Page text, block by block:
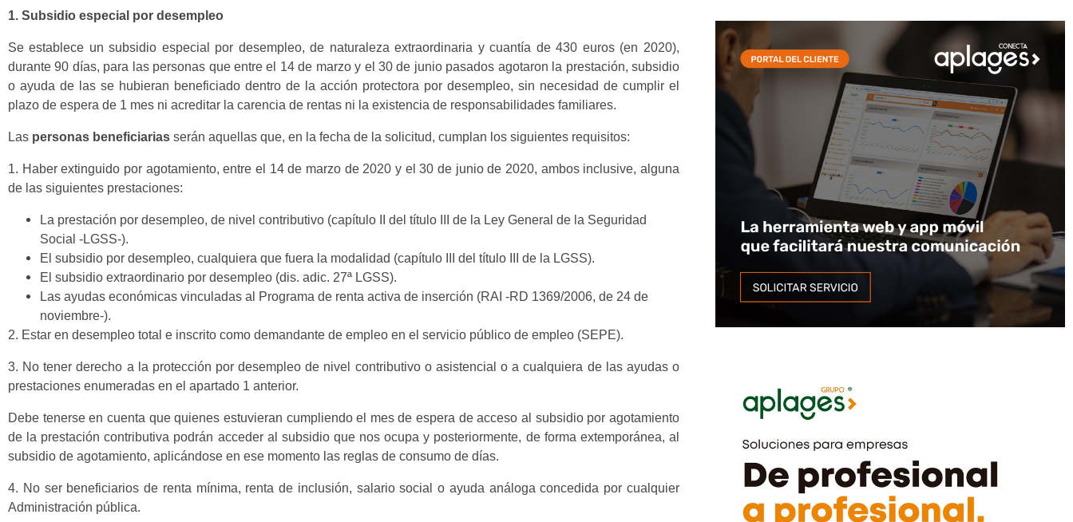
1. Subsidio especial por desempleo
Se establece un subsidio especial por desempleo, de naturaleza extraordinaria y cuantía de 430 euros (en 2020),
durante 90 días, para las personas que entre el 14 de marzo y el 30 de junio pasados agotaron la prestación, subsidio
o ayuda de las se hubieran beneficiado dentro de la acción protectora por desempleo, sin necesidad de cumplir el
plazo de espera de 1 mes ni acreditar la carencia de rentas ni la existencia de responsabilidades familiares.
Las personas beneficiarias serán aquellas que, en la fecha de la solicitud, cumplan los siguientes requisitos:
1. Haber extinguido por agotamiento, entre el 14 de marzo de 2020 y el 30 de junio de 2020, ambos inclusive, alguna
de las siguientes prestaciones:
La prestación por desempleo, de nivel contributivo (capítulo II del título III de la Ley General de la Seguridad
Social -LGSS-).
El subsidio por desempleo, cualquiera que fuera la modalidad (capítulo III del título III de la LGSS).
El subsidio extraordinario por desempleo (dis. adic. 27ª LGSS).
Las ayudas económicas vinculadas al Programa de renta activa de inserción (RAI -RD 1369/2006, de 24 de
noviembre-).
2. Estar en desempleo total e inscrito como demandante de empleo en el servicio público de empleo (SEPE).
3. No tener derecho a la protección por desempleo de nivel contributivo o asistencial o a cualquiera de las ayudas o
prestaciones enumeradas en el apartado 1 anterior.
Debe tenerse en cuenta que quienes estuvieran cumpliendo el mes de espera de acceso al subsidio por agotamiento
de la prestación contributiva podrán acceder al subsidio que nos ocupa y posteriormente, de forma extemporánea, al
subsidio de agotamiento, aplicándose en ese momento las reglas de consumo de días.
4. No ser beneficiarios de renta mínima, renta de inclusión, salario social o ayuda análoga concedida por cualquier
Administración pública.